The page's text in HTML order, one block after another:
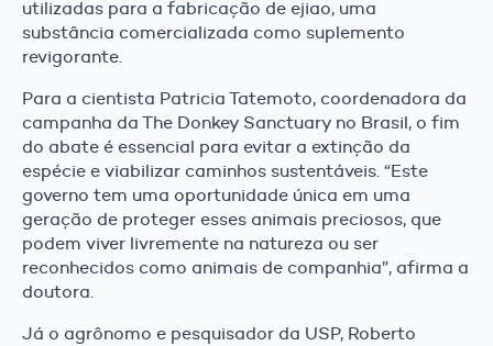
utilizadas para a fabricação de ejiao, uma
substância comercializada como suplemento
revigorante.
Para a cientista Patricia Tatemoto, coordenadora da
campanha da The Donkey Sanctuary no Brasil, o fim
do abate é essencial para evitar a extinção da
espécie e viabilizar caminhos sustentáveis. “Este
governo tem uma oportunidade única em uma
geração de proteger esses animais preciosos, que
podem viver livremente na natureza ou ser
reconhecidos como animais de companhia”, afirma a
doutora.
Já o agrônomo e pesquisador da USP, Roberto